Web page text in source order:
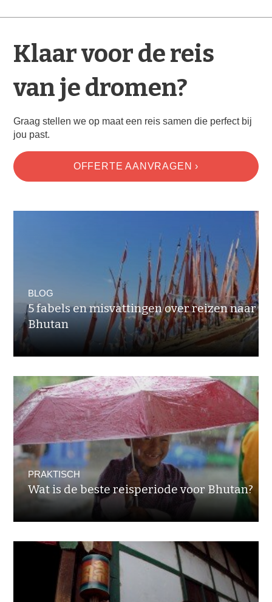
Klaar voor de reis
van je dromen?
Graag stellen we op maat een reis samen die perfect bij
jou past.
OFFERTE AANVRAGEN ›
BLOG
5 fabels en misvattingen over reizen naar
Bhutan
PRAKTISCH
Wat is de beste reisperiode voor Bhutan?